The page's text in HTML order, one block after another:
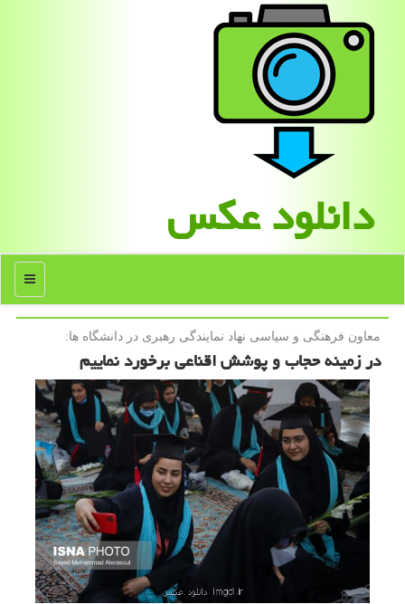
دانلود عكس
منو
معاون فرهنگی و سیاسی نهاد نمایندگی رهبری در دانشگاه ها:
در زمینه حجاب و پوشش اقناعی برخورد نماییم